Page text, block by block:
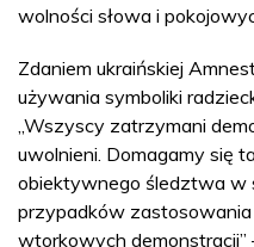
wolności słowa i
Zdaniem ukraińskiej
używania symboliki
„Wszyscy zatrzymani
uwolnieni. Domagamy się
obiektywnego śledztwa w
przypadków
wtorkowych demonstracji”